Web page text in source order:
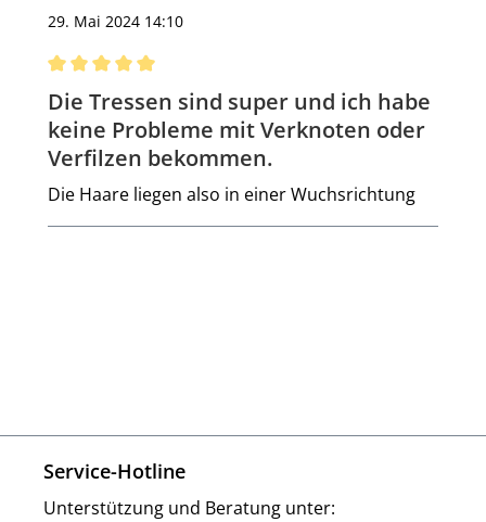
29. Mai 2024 14:10
Bewertung mit 5 von 5 Sternen
Die Tressen sind super und ich habe
keine Probleme mit Verknoten oder
Verfilzen bekommen.
Die Haare liegen also in einer Wuchsrichtung
Service-Hotline
Unterstützung und Beratung unter: